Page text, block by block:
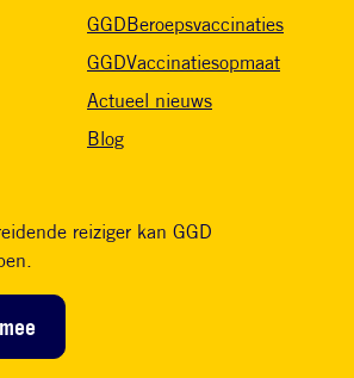
GGDBeroepsvaccinaties
GGDVaccinatiesopmaat
Actueel nieuws
Blog
reiziger kan GGD